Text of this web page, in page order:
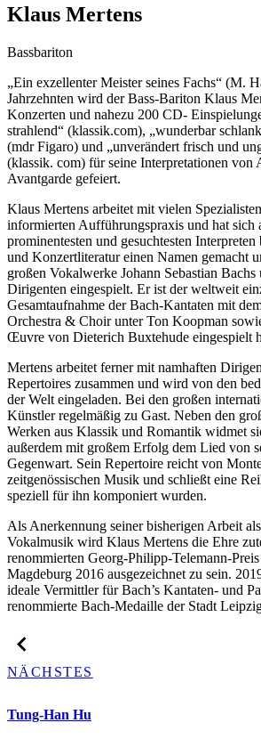
Klaus Mertens
Bassbariton
„Ein exzellenter Meister seines Fachs“ (M.
Jahrzehnten wird der Bass-Bariton Klaus
Konzerten und nahezu 200 CD-
strahlend“ (klassik.com), „wunderbar
(mdr Figaro) und „unverändert frisch und
(klassik. com) für seine Interpretationen von
Avantgarde gefeiert.
Klaus Mertens arbeitet mit vielen
informierten Aufführungspraxis und hat sich
prominentesten und gesuchtesten
und Konzertliteratur einen Namen gemacht
großen Vokalwerke Johann Sebastian Bachs
Dirigenten eingespielt. Er ist der weltweit
Gesamtaufnahme der Bach-Kantaten mit
Orchestra & Choir unter Ton Koopman
Œuvre von Dieterich Buxtehude eingespielt
Mertens arbeitet ferner mit namhaften
Repertoires zusammen und wird von den
der Welt eingeladen. Bei den großen
Künstler regelmäßig zu Gast. Neben den
Werken aus Klassik und Romantik widmet
außerdem mit großem Erfolg dem Lied von
Gegenwart. Sein Repertoire reicht von
zeitgenössischen Musik und schließt eine
speziell für ihn komponiert wurden.
Als Anerkennung seiner bisherigen Arbeit
Vokalmusik wird Klaus Mertens die Ehre
renommierten Georg-Philipp-Telemann-
Magdeburg 2016 ausgezeichnet zu sein.
ideale Vermittler für Bach’s Kantaten- und
renommierte Bach-Medaille der Stadt
NÄCHSTES
Tung-Han Hu